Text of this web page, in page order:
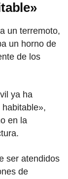
un terremoto,
un horno de
de los
ya ha
en la
ser atendidos
de